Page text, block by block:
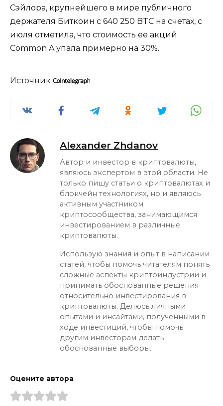
Сэйлора, крупнейшего в мире публичного
держателя Биткоин с 640 250 BTC на счетах, с
июля отметила, что стоимость ее акций
Common A упала примерно на 30%.
Источник
Alexander Zhdanov
Автор и инвестор в криптовалюты,
являюсь экспертом в этой области. Не
только пишу статьи о криптовалютах и
блокчейн технологиях, но и являюсь
активным участником
криптосообщества, занимающимся
инвестированием в различные
криптовалюты.
Использую знания и опыт в написании
статей, чтобы помочь читателям понять
сложные аспекты криптоиндустрии и
принимать обоснованные решения
относительно инвестирования в
криптовалюты. Делюсь личными
опытами и инсайтами, полученными в
ходе инвестиций, чтобы помочь
другим инвесторам делать
обоснованные выборы.
Оцените автора